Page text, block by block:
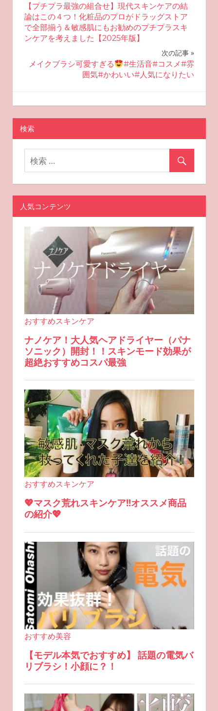
稿
ナ
シ
ョ
ン
【プチプラ最強の組合せ】現代スキンケアの結
論はこの４つ！化粧品のプロがドラッグストア
で全部揃う＆敏感肌にもお勧めのプチプラスキ
ンケアを考えました【2025年版】
次の記事
メイクブラシ可愛すぎる
#生活音#コスメ#雰
囲気#かわいい#人気になりたい
2025-10-11
miyu
おすすめ美容
検索
人気コンテンツ